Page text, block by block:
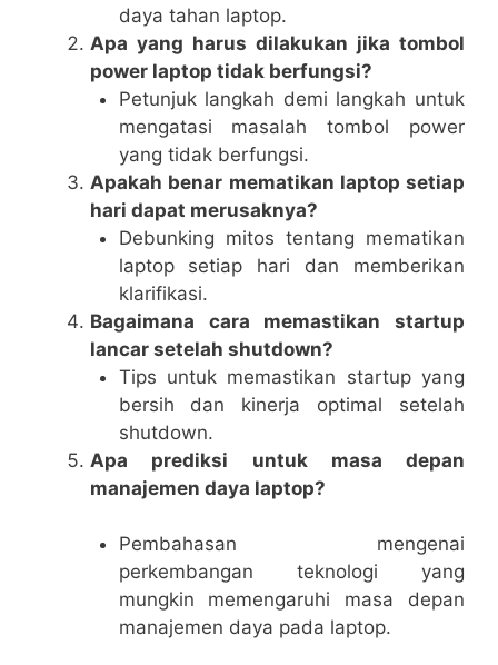
daya tahan laptop.
Apa yang harus dilakukan jika tombol
power laptop tidak berfungsi?
Petunjuk langkah demi langkah untuk
mengatasi masalah tombol power
yang tidak berfungsi.
Apakah benar mematikan laptop setiap
hari dapat merusaknya?
Debunking mitos tentang mematikan
laptop setiap hari dan memberikan
klarifikasi.
Bagaimana cara memastikan startup
lancar setelah shutdown?
Tips untuk memastikan startup yang
bersih dan kinerja optimal setelah
shutdown.
Apa prediksi untuk masa depan
manajemen daya laptop?
Pembahasan mengenai
perkembangan teknologi yang
mungkin memengaruhi masa depan
manajemen daya pada laptop.